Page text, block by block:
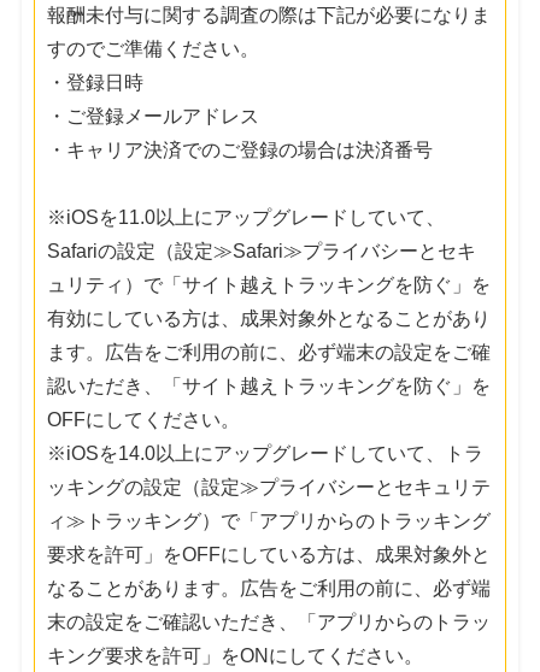
報酬未付与に関する調査の際は下記が必要になりま
すのでご準備ください。
・登録日時
・ご登録メールアドレス
・キャリア決済でのご登録の場合は決済番号
※iOSを11.0以上にアップグレードしていて、
Safariの設定（設定≫Safari≫プライバシーとセキ
ュリティ）で「サイト越えトラッキングを防ぐ」を
有効にしている方は、成果対象外となることがあり
ます。広告をご利用の前に、必ず端末の設定をご確
認いただき、「サイト越えトラッキングを防ぐ」を
OFFにしてください。
※iOSを14.0以上にアップグレードしていて、トラ
ッキングの設定（設定≫プライバシーとセキュリテ
ィ≫トラッキング）で「アプリからのトラッキング
要求を許可」をOFFにしている方は、成果対象外と
なることがあります。広告をご利用の前に、必ず端
末の設定をご確認いただき、「アプリからのトラッ
キング要求を許可」をONにしてください。